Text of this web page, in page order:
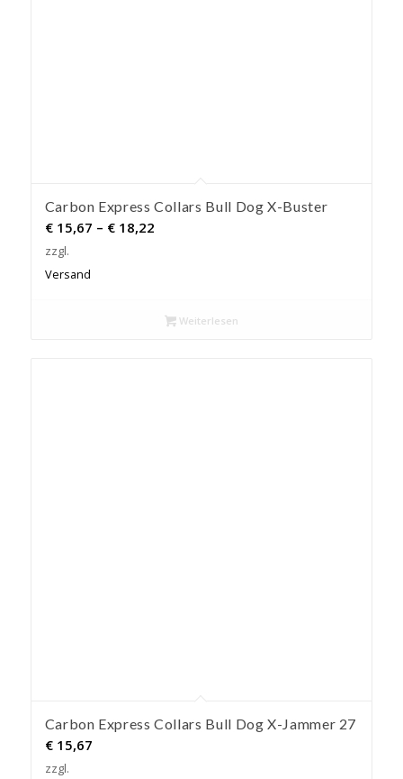
Carbon Express Collars Bull Dog X-Buster
€15,67 – €18,22Preisspanne:
zzgl.
Versand
Weiterlesen
Carbon Express Collars Bull Dog X-Jammer 27
€15,67
zzgl.